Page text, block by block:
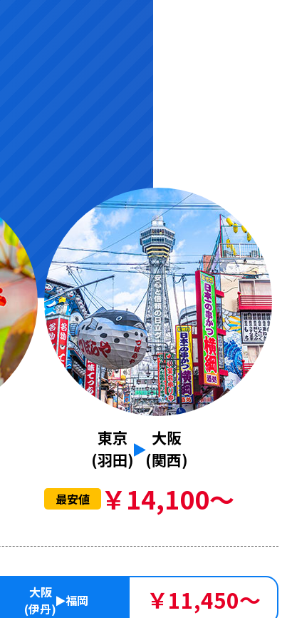
東京
(羽田)
大阪
(関西)
最安値 ￥14,100～
大阪
(伊丹) 福岡 ￥11,450～